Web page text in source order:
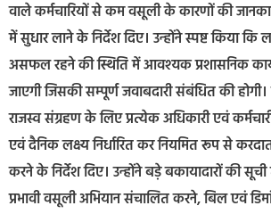
वाले कर्मचारियों से कम वसूली के कारणों की
में सुधार लाने के निर्देश दिए। उन्होंने स्पष्ट किया कि
असफल रहने की स्थिति में आवश्यक प्रशासनिक
जाएगी जिसकी सम्पूर्ण जवाबदारी संबंधित की
राजस्व संग्रहण के लिए प्रत्येक अधिकारी एवं
एवं दैनिक लक्ष्य निर्धारित कर नियमित रूप से
करने के निर्देश दिए। उन्होंने बड़े बकायादारों की
प्रभावी वसूली अभियान संचालित करने, बिल एवं